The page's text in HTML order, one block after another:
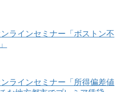
ンラインセミナー「ボストン不
ンラインセミナー「所得偏差値